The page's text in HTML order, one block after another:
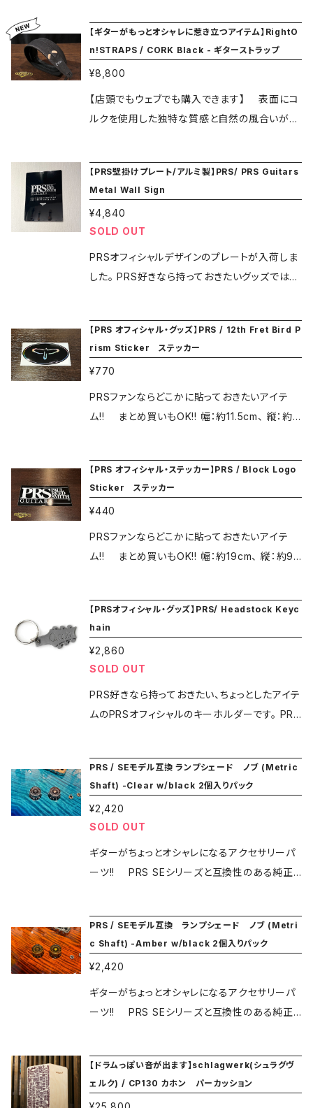
ルダーも付いています。 スペイン製。 ＜RightO
n!STRAPSについて＞ スペインでファッションブ
ランドを手がけるGilcar社のブランドとして、201
2年に生まれた”RightOn!STRAPS。 Gilcar社
はDiesel、Zaraをはじめとする国際的なブラン
でも販売している商品のため、通販の場合値札
シールが付いた状態で発送する場合がありま
す。(プレゼント用オプションを選択された場合、
タグごと外してお送りします） ★★ご注文の際に
は必ずメニューにある ”SHOPPING GUIDE"
ページをご覧ください★★
用された素材は耐久性をテストされた合成皮
革。 裏地のマイクロファイバーは吸水性に優れ
ており滑りにくいので、演奏時の快適性を高めて
います。 また、5mm厚のラテックスをパッドに使
用。クッション性を高め、肩への負荷を軽減させ
ルダーも付いています。 スペイン製。 ＜RightO
n!STRAPSについて＞ スペインでファッションブ
ランドを手がけるGilcar社のブランドとして、201
2年に生まれた”RightOn!STRAPS。 Gilcar社
はDiesel、Zaraをはじめとする国際的なブラン
ドの革製品を作っていて、品質に厳しいアパレル
シールが付いた状態で発送する場合がありま
す。(プレゼント用オプションを選択された場合、
タグごと外してお送りします） ★★ご注文の際に
は必ずメニューにある ”SHOPPING GUIDE"
ページをご覧ください★★
【ギターがもっとオシャレに惹き立つアイテム】RightO
n!STRAPS / CORK Black - ギターストラップ
¥8,800
【店頭でもウェブでも購入できます】 表面にコ
ルクを使用した独特な質感と自然の風合いが魅
実証しています。採用された素材は全て耐久性
をテストされた物を使用。 裏地のマイクロファ
イバーは吸水性に優れており、滑りにくいので、
演奏時の快適性を高めています。 また、5mm
厚のラテックスをパッドに使用。クッション性を高
め、肩への負荷を軽減させます。 RAS調整シス
いています。 幅約6㎝。スペイン製。 ＜RightOn!
STRAPSについて＞ スペインでファッションブラ
ンドを手がけるGilcar社のブランドとして、2012
年に生まれた”RightOn!STRAPS。 Gilcar社は
Diesel、Zaraをはじめとする国際的なブランド
も販売している商品のため、通販の場合値札シ
ールが付いた状態で発送する場合があります。
(プレゼント用オプションを選択された場合、タグ
ごと外してお送りします） ★★ご注文の際には
必ずメニューにある ”SHOPPING GUIDE" ペ
【PRS壁掛けプレート/アルミ製】PRS/ PRS Guitars
Metal Wall Sign
¥4,840
SOLD OUT
PRSオフィシャルデザインのプレートが入荷しま
した。 PRS好きなら持っておきたいグッズではな
での発送となるため日時指定が出来ません。 ★
★ご注文の際には必ずメニューにある ”SHOPP
ING GUIDE" ページをご覧ください★★
【PRS オフィシャル・グッズ】PRS / 12th Fret Bird P
rism Sticker ステッカー
¥770
PRSファンならどこかに貼っておきたいアイテ
ム!! まとめ買いもOK!! 幅：約11.5cm、 縦：約
時指定は出来ません。 ★★ご注文の際には必ず
メニューにある ”SHOPPING GUIDE" ページ
をご覧ください★★
【PRS オフィシャル・ステッカー】PRS / Block Logo
Sticker ステッカー
¥440
PRSファンならどこかに貼っておきたいアイテ
ム!! まとめ買いもOK!! 幅：約19cm、 縦：約9.
なりますので、日時指定は出来ません。 ★★ご
注文の際には必ずメニューにある ”SHOPPING
GUIDE" ページをご覧ください★★
【PRSオフィシャル・グッズ】PRS/ Headstock Keyc
hain
¥2,860
SOLD OUT
PRS好きなら持っておきたい、ちょっとしたアイテ
ムのPRSオフィシャルのキーホルダーです。 PRS
こちらはクリックポストでの発送となります。ポス
ト投函でのお届けとなりますので、日時指定は出
来ません。 ★★ご注文の際には必ずメニューに
ある ”SHOPPING GUIDE" ページをご覧くだ
さい★★
PRS / SEモデル互換 ランプシェード ノブ (Metric
Shaft) -Clear w/black 2個入りパック
¥2,420
SOLD OUT
ギターがちょっとオシャレになるアクセサリーパ
ーツ!! PRS SEシリーズと互換性のある純正
を付け下さい。 ＊ポスト投函によるお届けとなり
ますので日時指定は出来ません。 ★★ご注文の
際には必ずメニューにある ”SHOPPING GUID
E" ページをご覧ください★★ SKU 101754:00
1:008:013 JAN 825362199649
PRS / SEモデル互換 ランプシェード ノブ (Metri
c Shaft) -Amber w/black 2個入りパック
¥2,420
ギターがちょっとオシャレになるアクセサリーパ
ーツ!! PRS SEシリーズと互換性のある純正
を付け下さい。 ＊ポスト投函によるお届けとなり
ますので日時指定は出来ません。 101754:001:
【ドラムっぽい音が出ます】schlagwerk(シュラグヴ
ェルク) / CP130 カホン パーカッション